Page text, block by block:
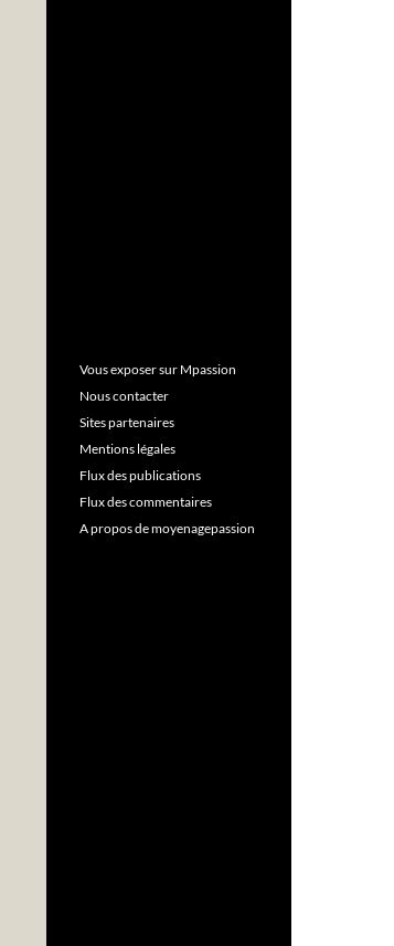
Vous exposer sur Mpassion
Nous contacter
Sites partenaires
Mentions légales
Flux des publications
Flux des commentaires
A propos de moyenagepassion